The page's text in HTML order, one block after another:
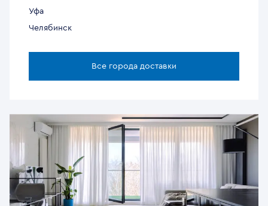
Уфа
Челябинск
Все города доставки